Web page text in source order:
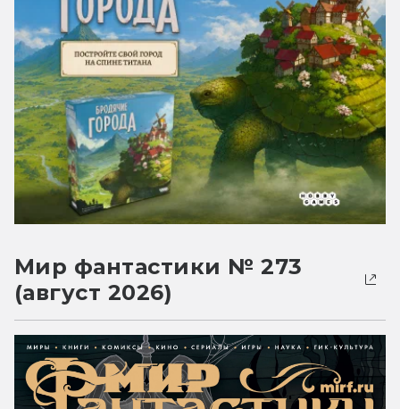
Мир фантастики № 273
(август 2026)